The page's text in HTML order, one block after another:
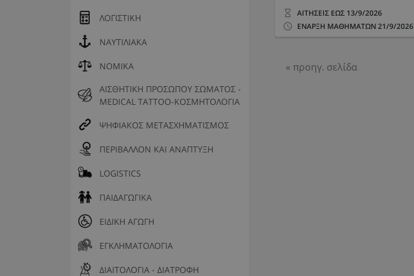
ΛΟΓΙΣΤΙΚΗ
ΝΑΥΤΙΛΙΑΚΑ
ΝΟΜΙΚΑ
ΑΙΣΘΗΤΙΚΗ ΠΡΟΣΩΠΟΥ ΣΩΜΑΤΟΣ -
MEDICAL TATTOO-ΚΟΣΜΗΤΟΛΟΓΙΑ
ΨΗΦΙΑΚΟΣ ΜΕΤΑΣΧΗΜΑΤΙΣΜΟΣ
ΠΕΡΙΒΑΛΛΟΝ ΚΑΙ ΑΝΑΠΤΥΞΗ
LOGISTICS
ΠΑΙΔΑΓΩΓΙΚΑ
ΕΙΔΙΚΗ ΑΓΩΓΗ
ΕΓΚΛΗΜΑΤΟΛΟΓΙΑ
ΔΙΑΙΤΟΛΟΓΙΑ - ΔΙΑΤΡΟΦΗ
ΑΙΤΗΣΕΙΣ ΕΩΣ 13/9/2026
ΕΝΑΡΞΗ ΜΑΘΗΜΑΤΩΝ 21/9/2026
« προηγ. σελίδα